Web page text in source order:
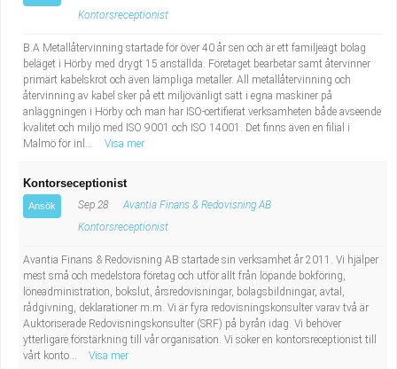
Kontorsreceptionist
B.A Metallåtervinning startade för över 40 år sen och är ett familjeägt bolag
beläget i Hörby med drygt 15 anställda. Företaget bearbetar samt återvinner
primärt kabelskrot och även lämpliga metaller. All metallåtervinning och
återvinning av kabel sker på ett miljövänligt sätt i egna maskiner på
anläggningen i Hörby och man har ISO-certifierat verksamheten både avseende
kvalitet och miljö med ISO 9001 och ISO 14001. Det finns även en filial i
Malmö för inl...
Visa mer
Kontorseceptionist
Ansök Sep 28
Avantia Finans & Redovisning AB
Kontorsreceptionist
Avantia Finans & Redovisning AB startade sin verksamhet år 2011. Vi hjälper
mest små och medelstora företag och utför allt från löpande bokföring,
löneadministration, bokslut, årsredovisningar, bolagsbildningar, avtal,
rådgivning, deklarationer m.m. Vi är fyra redovisningskonsulter varav två är
Auktoriserade Redovisningskonsulter (SRF) på byrån idag. Vi behöver
ytterligare förstärkning till vår organisation. Vi söker en kontorsreceptionist till
vårt konto...
Visa mer